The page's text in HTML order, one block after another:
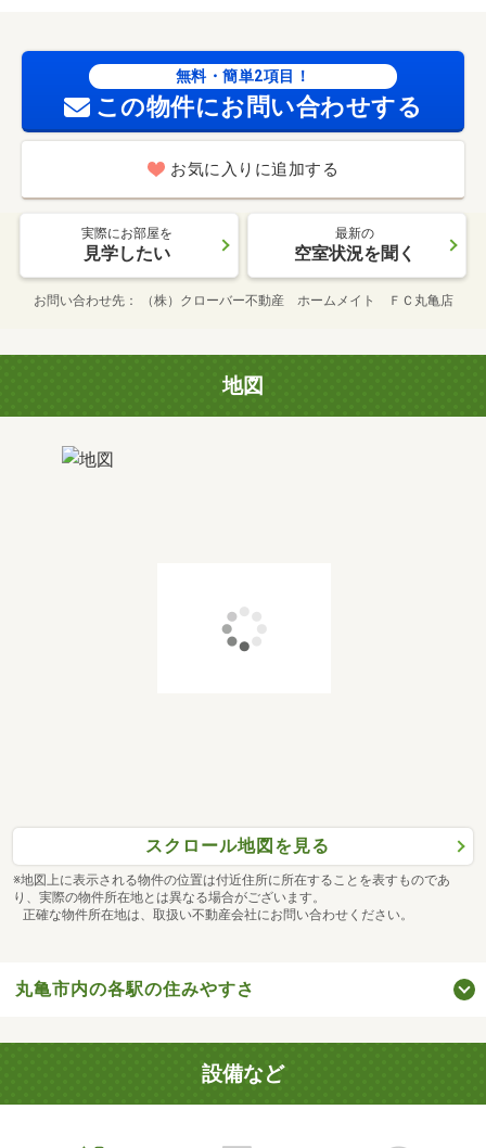
無料・簡単2項目！
この物件にお問い合わせする
お気に入りに追加する
実際にお部屋を
見学したい
最新の
空室状況を聞く
お問い合わせ先 （株）クローバー不動産 ホームメイト ＦＣ丸亀店
地図
スクロール地図を見る
※地図上に表示される物件の位置は付近住所に所在することを表すものであ
り、実際の物件所在地とは異なる場合がございます。
正確な物件所在地は、取扱い不動産会社にお問い合わせください。
丸亀市内の各駅の住みやすさ
設備など